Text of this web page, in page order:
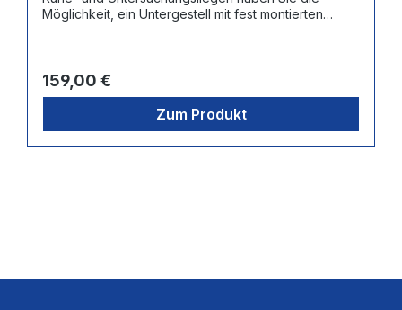
Möglichkeit, ein Untergestell mit fest montierten
Regulärer Preis:
159,00 €
Zum Produkt